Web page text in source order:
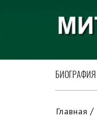
БИОГРАФИЯ
Главная